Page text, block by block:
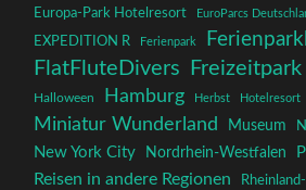
Europa-Park Hotelresort EuroParcs
EXPEDITION R Ferienpark
FlatFluteDivers Freizeitpark
Halloween Hamburg Herbst Hotelresort
Miniatur Wunderland
Museum
New York City Nordrhein-Westfalen
Reisen in andere Regionen